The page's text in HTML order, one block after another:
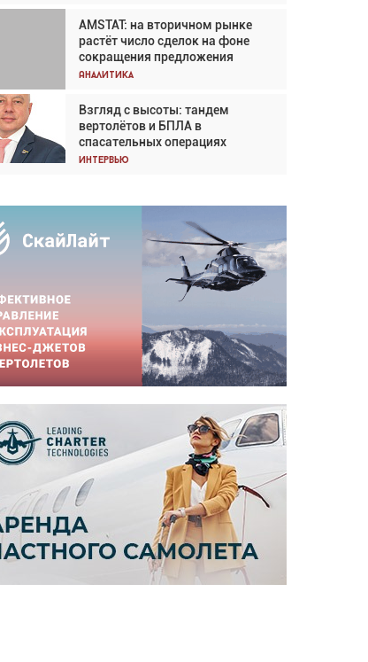
AMSTAT: на вторичном рынке
растёт число сделок на фоне
сокращения предложения
Аналитика
Взгляд с высоты: тандем
вертолётов и БПЛА в
спасательных операциях
Интервью
Проблемы с цепочками
поставок сохраняются
Аналитика
Частный самолёт – это актив.
Подходите к покупке
соответствующим образом
Интервью